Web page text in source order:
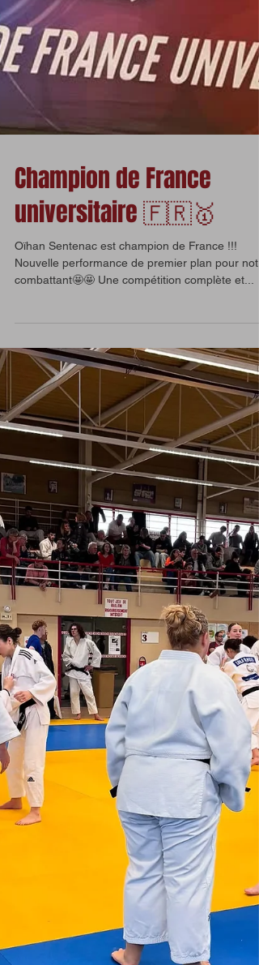
Champion de France
universitaire 🇫🇷🥇
Oïhan Sentenac est champion de France !!!
Nouvelle performance de premier plan pour
combattant🤩🤩 Une compétition complète et...